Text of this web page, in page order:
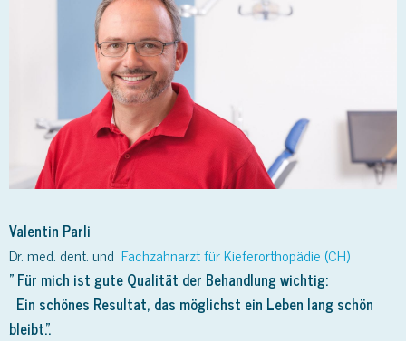
Valentin Parli
Dr. med. dent. und Fachzahnarzt für Kieferorthopädie (CH)
" Für mich ist gute Qualität der Behandlung wichtig:
Ein schönes Resultat, das möglichst ein Leben lang schön
bleibt.".